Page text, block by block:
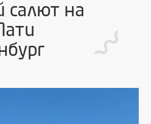
салют на